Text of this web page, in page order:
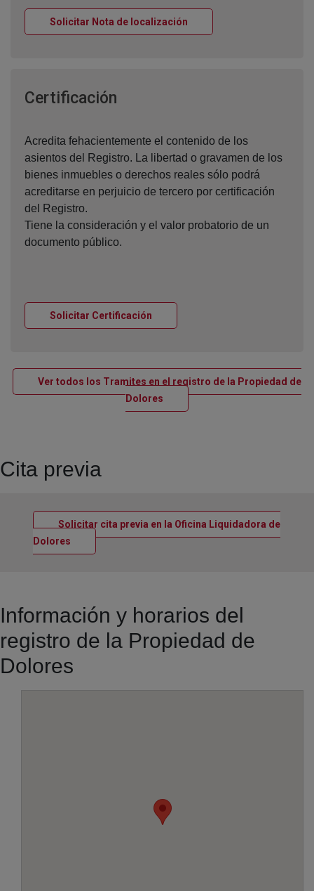
Solicitar Nota de localización
Certificación
Acredita fehacientemente el contenido de los
asientos del Registro. La libertad o gravamen de los
bienes inmuebles o derechos reales sólo podrá
acreditarse en perjuicio de tercero por certificación
del Registro.
Tiene la consideración y el valor probatorio de un
documento público.
Solicitar Certificación
Ver todos los Tramites en el registro de la Propiedad de
Dolores Ventana nueva
Cita previa
Solicitar cita previa en la Oficina Liquidadora de
Dolores Ventana nueva
Información y horarios del
registro de la Propiedad de
Dolores